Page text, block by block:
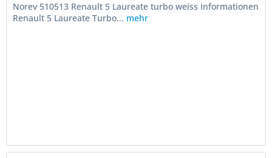
Norev 510513 Renault 5 Laureate turbo weiss Informationen
Renault 5 Laureate Turbo... mehr